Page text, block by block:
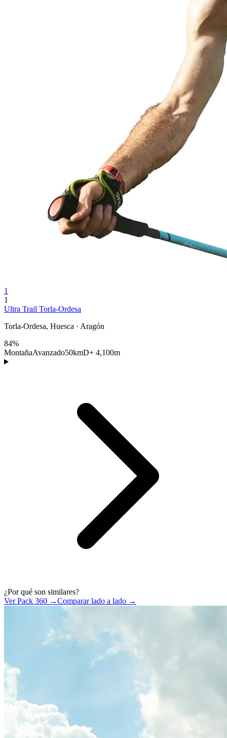
1
1
Ultra Trail Torla-Ordesa
Torla-Ordesa, Huesca · Aragón
84%
MontañaAvanzado50kmD+ 4,100m
¿Por qué son similares?
Ver Pack 360 →Comparar lado a lado →